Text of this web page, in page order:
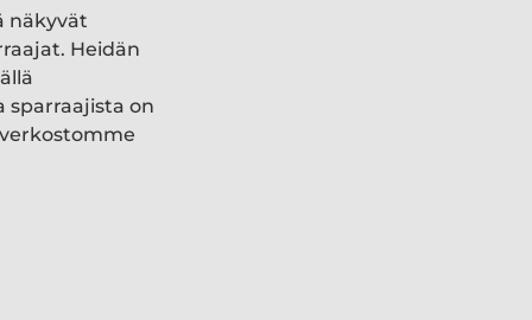
näkyvät
Heidän
sparraajista on